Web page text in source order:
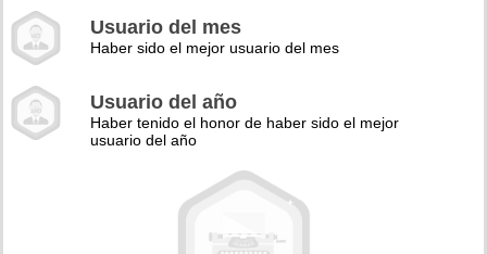
Usuario del mes
Haber sido el mejor usuario del mes
Usuario del año
Haber tenido el honor de haber sido el mejor
usuario del año